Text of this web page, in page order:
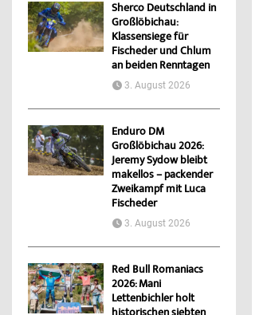
Sherco Deutschland in
Großlöbichau:
Klassensiege für
Fischeder und Chlum
an beiden Renntagen
3. August 2026
Enduro DM
Großlöbichau 2026:
Jeremy Sydow bleibt
makellos – packender
Zweikampf mit Luca
Fischeder
3. August 2026
Red Bull Romaniacs
2026: Mani
Lettenbichler holt